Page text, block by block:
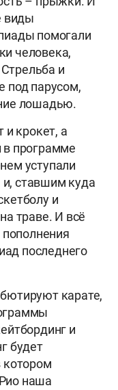
виды
помогали
человека,
и
под парусом,
лошадью.
и крокет, а
в программе
уступали
ставшим куда
и
траве. И всё
пополнения
последнего
карате,
и
будет
котором
наша